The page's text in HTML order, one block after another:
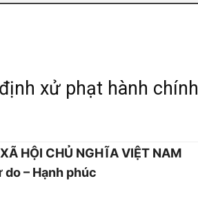
xử phạt hành chính
HỘI CHỦ NGHĨA VIỆT NAM
do – Hạnh phúc